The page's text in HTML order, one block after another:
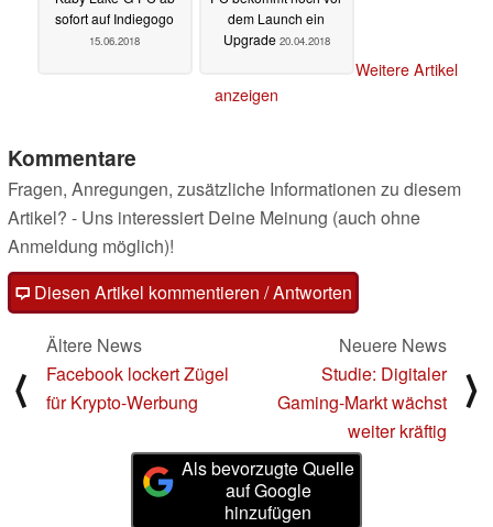
sofort auf Indiegogo
15.06.2018
dem Launch ein
Upgrade 20.04.2018
Weitere Artikel
anzeigen
Kommentare
Fragen, Anregungen, zusätzliche Informationen zu diesem
Artikel? - Uns interessiert Deine Meinung (auch ohne
Anmeldung möglich)!
Diesen Artikel kommentieren / Antworten
⟨
Ältere News
Facebook lockert Zügel
für Krypto-Werbung
Neuere News
Studie: Digitaler
Gaming-Markt wächst
weiter kräftig
⟩
Als bevorzugte Quelle
auf Google
hinzufügen